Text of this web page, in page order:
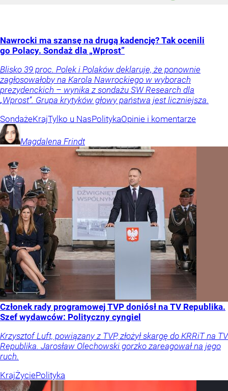
Nawrocki ma szansę na drugą kadencję? Tak ocenili
go Polacy. Sondaż dla „Wprost”
Blisko 39 proc. Polek i Polaków deklaruje, że ponownie
zagłosowałoby na Karola Nawrockiego w wyborach
prezydenckich – wynika z sondażu SW Research dla
„Wprost”. Grupa krytyków głowy państwa jest liczniejsza.
SondażeKrajTylko u NasPolitykaOpinie i komentarze
Magdalena Frindt
Członek rady programowej TVP doniósł na TV Republika.
Szef wydawców: Polityczny cyngiel
Krzysztof Luft, powiązany z TVP, złożył skargę do KRRiT na TV
Republika. Jarosław Olechowski gorzko zareagował na jego
ruch.
KrajŻyciePolityka